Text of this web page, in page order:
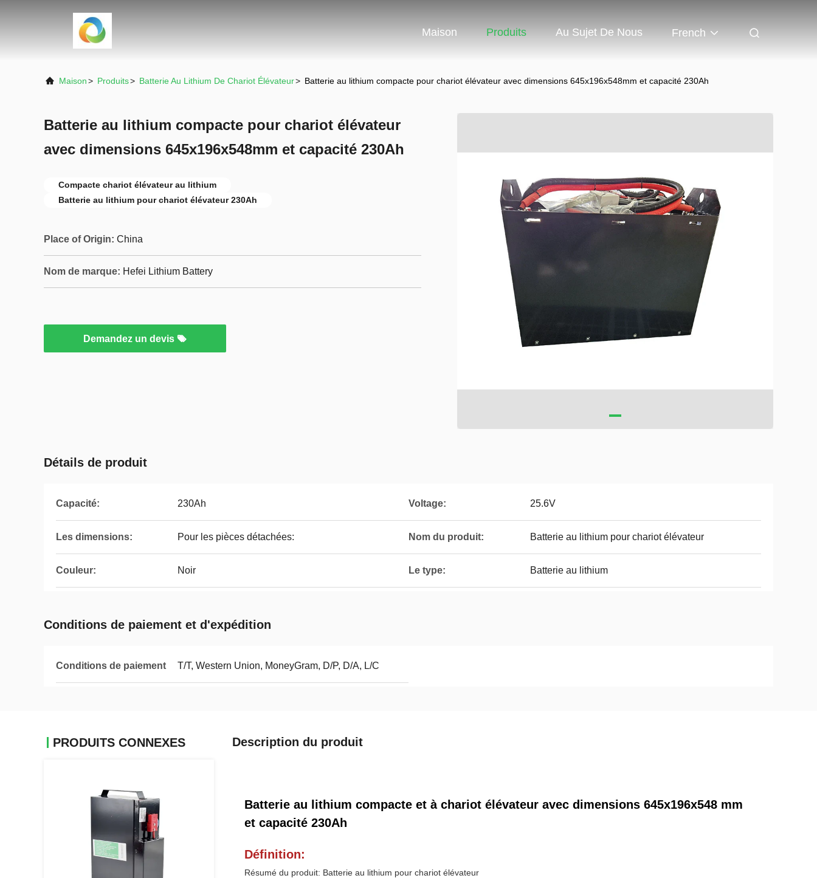
Maison Produits Au Sujet De Nous French
Maison> Produits> Batterie Au Lithium De Chariot Élévateur> Batterie au lithium compacte pour chariot élévateur avec dimensions 645x196x548mm et capacité 230Ah
Batterie au lithium compacte pour chariot élévateur
avec dimensions 645x196x548mm et capacité 230Ah
Compacte chariot élévateur au lithium
Batterie au lithium pour chariot élévateur 230Ah
Place of Origin: China
Nom de marque: Hefei Lithium Battery
Demandez un devis
Détails de produit
Capacité: 230Ah Voltage: 25.6V
Les dimensions: Pour les pièces détachées: Nom du produit: Batterie au lithium pour chariot élévateur
Couleur: Noir Le type: Batterie au lithium
Conditions de paiement et d'expédition
Conditions de paiement T/T, Western Union, MoneyGram, D/P, D/A, L/C
PRODUITS CONNEXES Description du produit
Batterie au lithium compacte et à chariot élévateur avec dimensions 645x196x548 mm
et capacité 230Ah
Définition:
Résumé du produit: Batterie au lithium pour chariot élévateur